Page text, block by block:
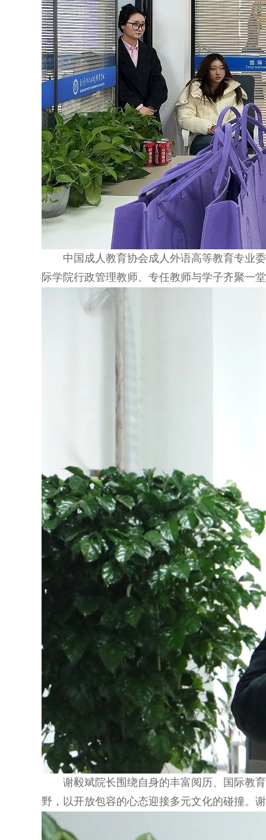
中国成人教育协会成人外语高等教育专业
际学院行政管理教师、专任教师与学子齐聚一
谢毅斌院长围绕自身的丰富阅历、国际教
野，以开放包容的心态迎接多元文化的碰撞。